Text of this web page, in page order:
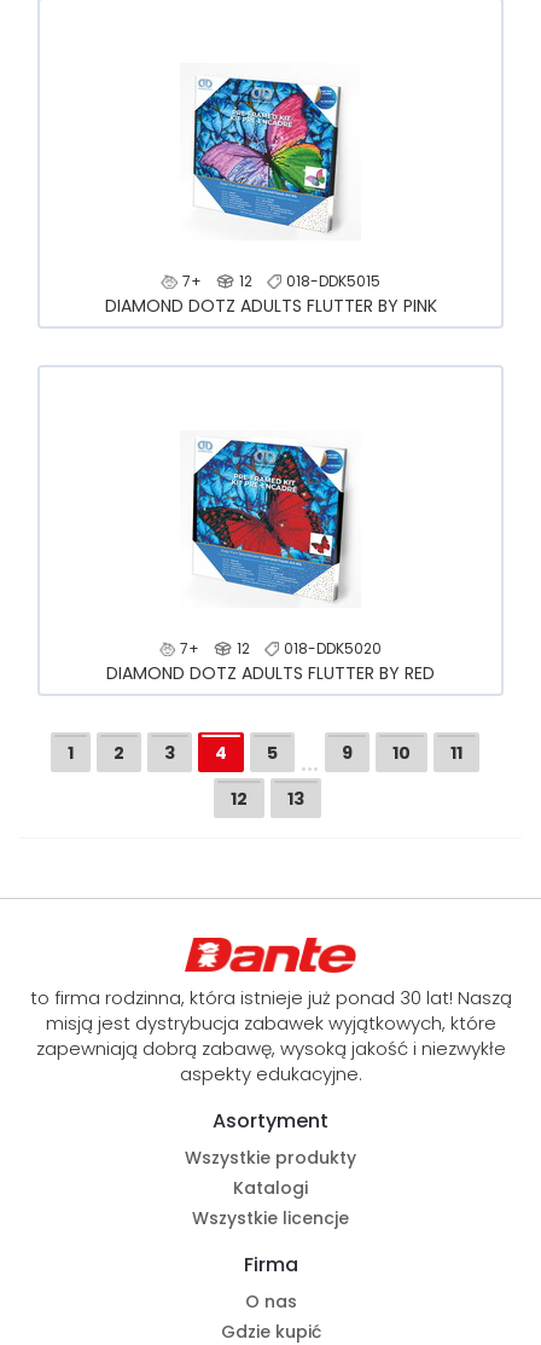
7+ 12 018-DDK5015
DIAMOND DOTZ ADULTS FLUTTER BY PINK
7+ 12 018-DDK5020
DIAMOND DOTZ ADULTS FLUTTER BY RED
1 2 3 4 5 … 9 10
11
12
13
to firma rodzinna, która istnieje już ponad 30 lat! Naszą
misją jest dystrybucja zabawek wyjątkowych, które
zapewniają dobrą zabawę, wysoką jakość i niezwykłe
aspekty edukacyjne.
Asortyment
Wszystkie produkty
Katalogi
Wszystkie licencje
Firma
O nas
Gdzie kupić